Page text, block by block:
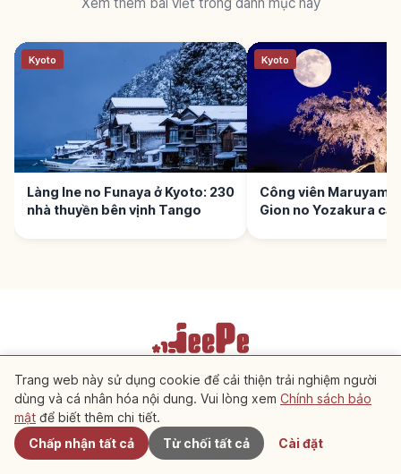
Kyoto
Làng Ine no Funaya ở Kyoto: 230
nhà thuyền bên vịnh Tango
Kyoto
Công viên Maruyama
Gion no Yozakura
Gần đây
Điều khoản dịch vụ Chính sách bảo mật Cài đặt cookie
Copyright © 2026 JeePe Inc. All rights reserved.
Trang web này sử dụng cookie để cải thiện trải nghiệm người
dùng và cá nhân hóa nội dung. Vui lòng xem Chính sách bảo
mật để biết thêm chi tiết.
Chấp nhận tất cả
Từ chối tất cả Cài đặt